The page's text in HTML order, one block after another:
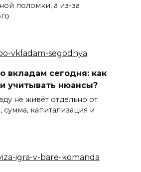
поломки, а из-за
вкладам сегодня: как
учитывать нюансы?
не живёт отдельно от
сумма, капитализация и